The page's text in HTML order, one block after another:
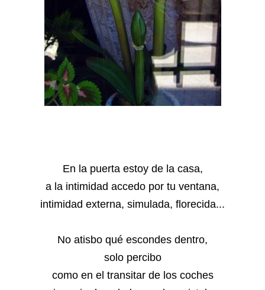
En la puerta estoy de la casa,
a la intimidad accedo por tu ventana,
intimidad externa, simulada, florecida...
No atisbo qué escondes dentro,
solo percibo
como en el transitar de los coches